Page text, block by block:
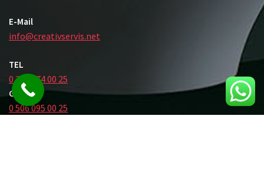
E-Mail
info@creativservis.net
TEL
0 212 474 00 25
GSM
0 506 095 00 25